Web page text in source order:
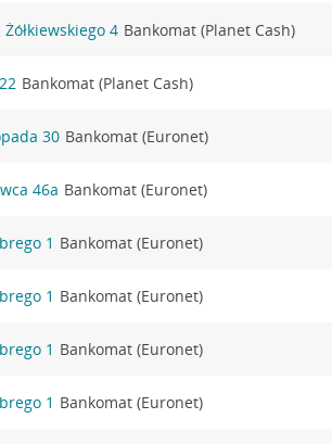
4 Bankomat (Planet Cash)
Bankomat (Planet Cash)
30 Bankomat (Euronet)
46a Bankomat (Euronet)
1 Bankomat (Euronet)
1 Bankomat (Euronet)
1 Bankomat (Euronet)
1 Bankomat (Euronet)